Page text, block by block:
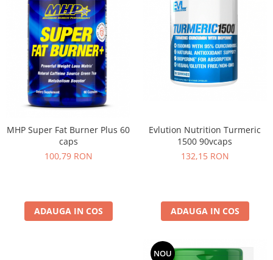
Osavi
PerfectShaker
PeScience
Power System
Pro Supps
Pro Tan
Puritan`s Pride
REDCON1
Scitec
Scivation
MHP Super Fat Burner Plus 60
caps
100,79 RON
ADAUGA IN COS
Evlution Nutrition Turmeric
1500 90vcaps
132,15 RON
ADAUGA IN COS
NOU